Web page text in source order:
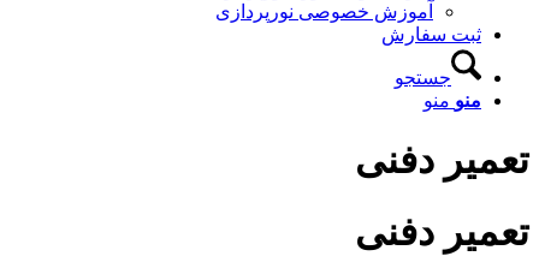
آموزش خصوصی نورپردازی
ثبت سفارش
جستجو
منو منو
تعمیر دفنی
تعمیر دفنی